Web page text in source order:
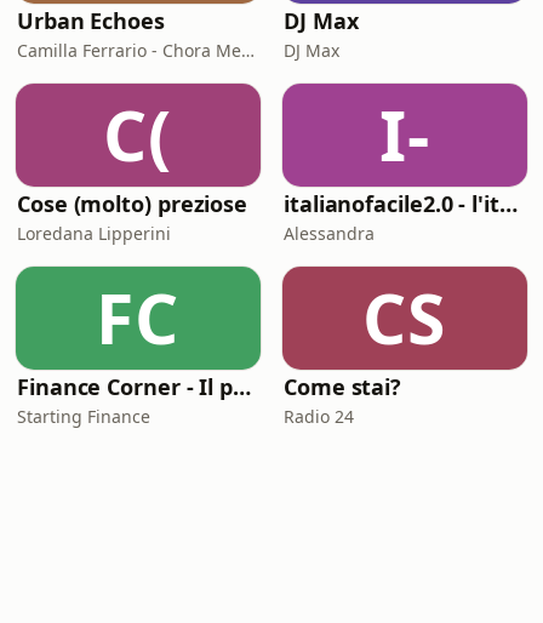
Urban Echoes
Camilla Ferrario - Chora Media
DJ Max
DJ Max
C(
Cose (molto) preziose
Loredana Lipperini
I-
italianofacile2.0 - l'italiano con le canzoni
Alessandra
FC
Finance Corner - Il podcast di Starting Finance
Starting Finance
CS
Come stai?
Radio 24